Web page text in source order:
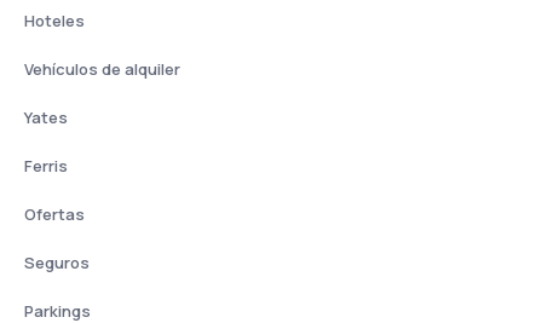
Hoteles
Vehículos de alquiler
Yates
Ferris
Ofertas
Seguros
Parkings